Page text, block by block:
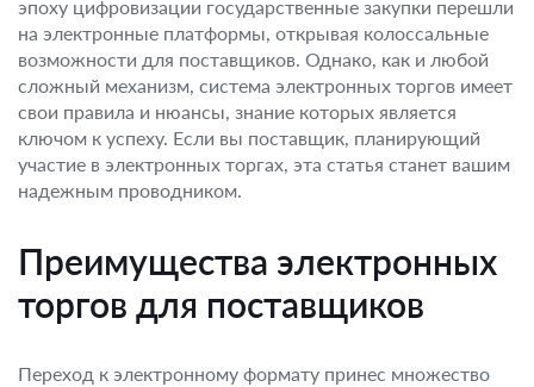
эпоху цифровизации государственные закупки перешли
на электронные платформы, открывая колоссальные
возможности для поставщиков. Однако, как и любой
сложный механизм, система электронных торгов имеет
свои правила и нюансы, знание которых является
ключом к успеху. Если вы поставщик, планирующий
участие в электронных торгах, эта статья станет вашим
надежным проводником.
Преимущества электронных
торгов для поставщиков
Переход к электронному формату принес множество